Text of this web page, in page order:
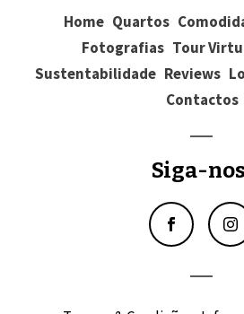
Home Quartos
Fotografias Tour
Sustentabilidade Reviews
Contactos
Siga-